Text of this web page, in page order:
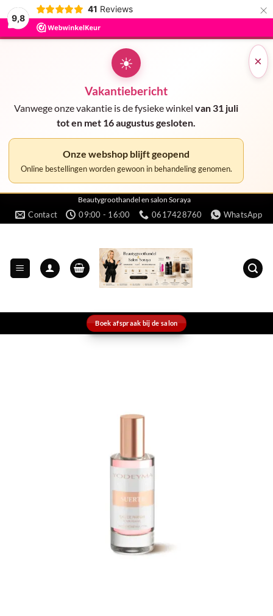
9,8
41 Reviews ×
×
☀
Vakantiebericht
Vanwege onze vakantie is de fysieke winkel van 31 juli
tot en met 16 augustus gesloten.
Onze webshop blijft geopend
Online bestellingen worden gewoon in behandeling genomen.
naar
Beautygroothandel en salon Soraya
Contact 09:00 - 16:00 0617428760 WhatsApp
Boek afspraak bij de salon